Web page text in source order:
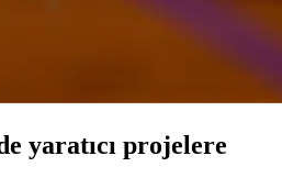
yaratıcı projelere